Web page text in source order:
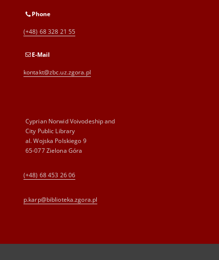
Phone
(+48) 68 328 21 55
E-Mail
kontakt@zbc.uz.zgora.pl
Cyprian Norwid Voivodeship and
City Public Library
al. Wojska Polskiego 9
65-077 Zielona Góra
(+48) 68 453 26 06
p.karp@biblioteka.zgora.pl